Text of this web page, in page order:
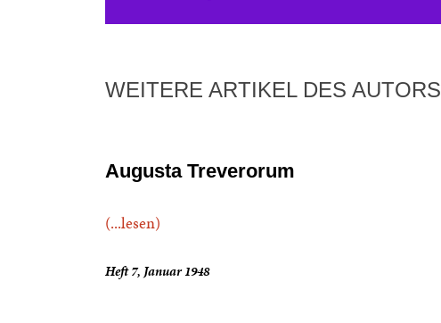
WEITERE ARTIKEL DES AUTORS
Augusta Treverorum
(...lesen)
Heft 7, Januar 1948